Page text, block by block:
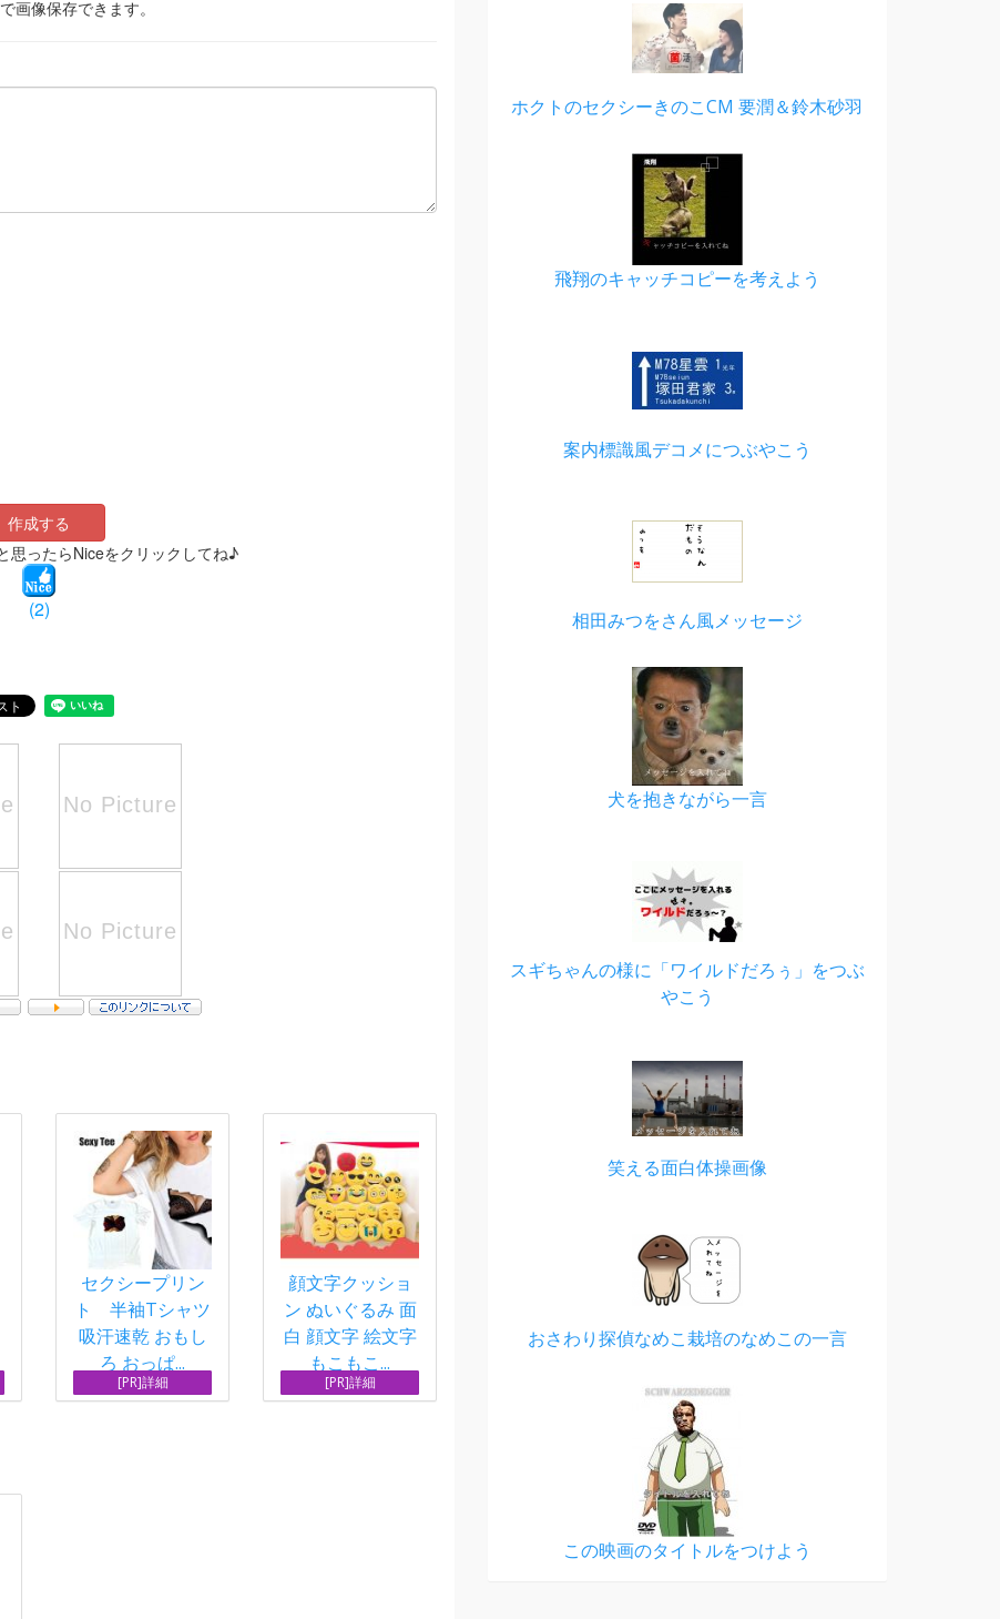
セクシープリン
ト 半袖Tシャツ
吸汗速乾 おもし
ろ おっぱ...
[PR]詳細
顔文字クッショ
ン ぬいぐるみ 面
白 顔文字 絵文字
もこもこ...
[PR]詳細
ホクトのセクシーきのこCM 要潤＆鈴木砂羽
飛翔のキャッチコピーを考えよう
案内標識風デコメにつぶやこう
相田みつをさん風メッセージ
犬を抱きながら一言
スギちゃんの様に「ワイルドだろぅ」をつぶ
やこう
笑える面白体操画像
おさわり探偵なめこ栽培のなめこの一言
この映画のタイトルをつけよう